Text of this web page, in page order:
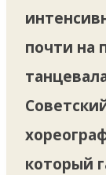
почти на
который